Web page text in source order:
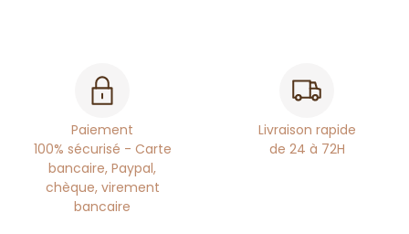
Paiement
100% sécurisé - Carte
bancaire, Paypal,
chèque, virement
bancaire
Livraison rapide
de 24 à 72H